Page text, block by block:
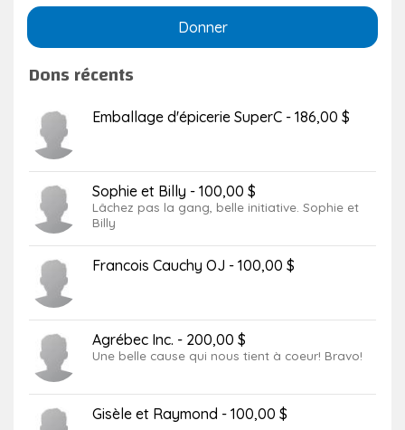
Donner
Dons récents
Emballage d'épicerie SuperC - 186,00 $
Sophie et Billy - 100,00 $
Lâchez pas la gang, belle initiative. Sophie et
Billy
Francois Cauchy OJ - 100,00 $
Agrébec Inc. - 200,00 $
Une belle cause qui nous tient à coeur! Bravo!
Gisèle et Raymond - 100,00 $